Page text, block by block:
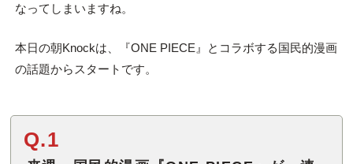
なってしまいますね。
本日の朝Knockは、『ONE PIECE』とコラボする国民的漫画
の話題からスタートです。
Q.1